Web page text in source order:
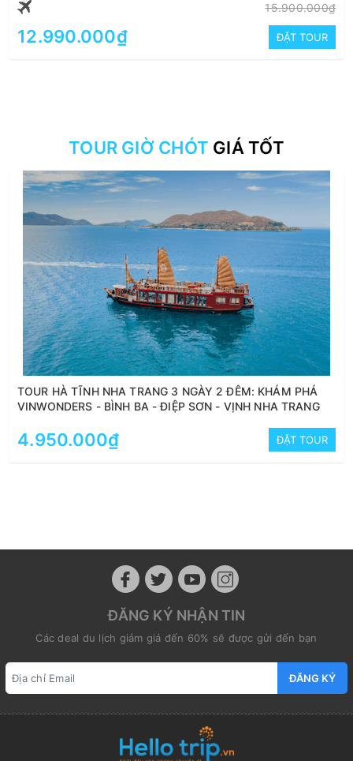
15.900.000₫
12.990.000₫ ĐẶT TOUR
TOUR GIỜ CHÓT GIÁ TỐT
TOUR HÀ TĨNH NHA TRANG 3 NGÀY 2 ĐÊM: KHÁM PHÁ
VINWONDERS - BÌNH BA - ĐIỆP SƠN - VỊNH NHA TRANG
4.950.000₫ ĐẶT TOUR
ĐĂNG KÝ NHẬN TIN
Các deal du lịch giảm giá đến 60% sẽ được gửi đến bạn
ĐĂNG KÝ